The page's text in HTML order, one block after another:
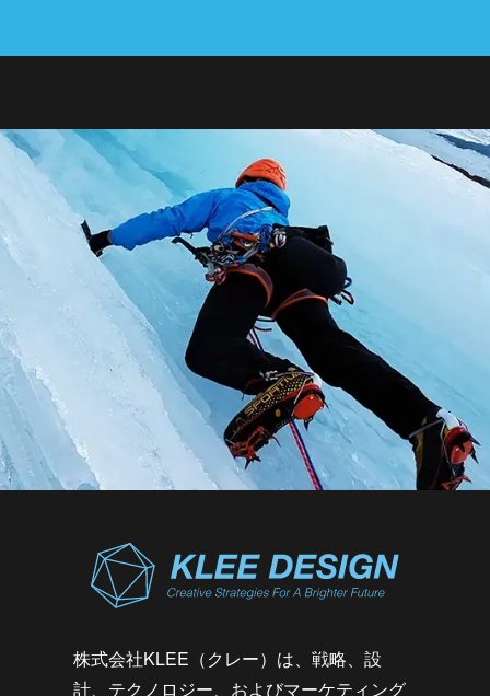
株式会社KLEE（クレー）は、戦略、設
計、テクノロジー、およびマーケティング